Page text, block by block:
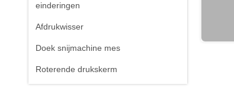
einderingen
Afdrukwisser
Doek snijmachine mes
Roterende drukskerm